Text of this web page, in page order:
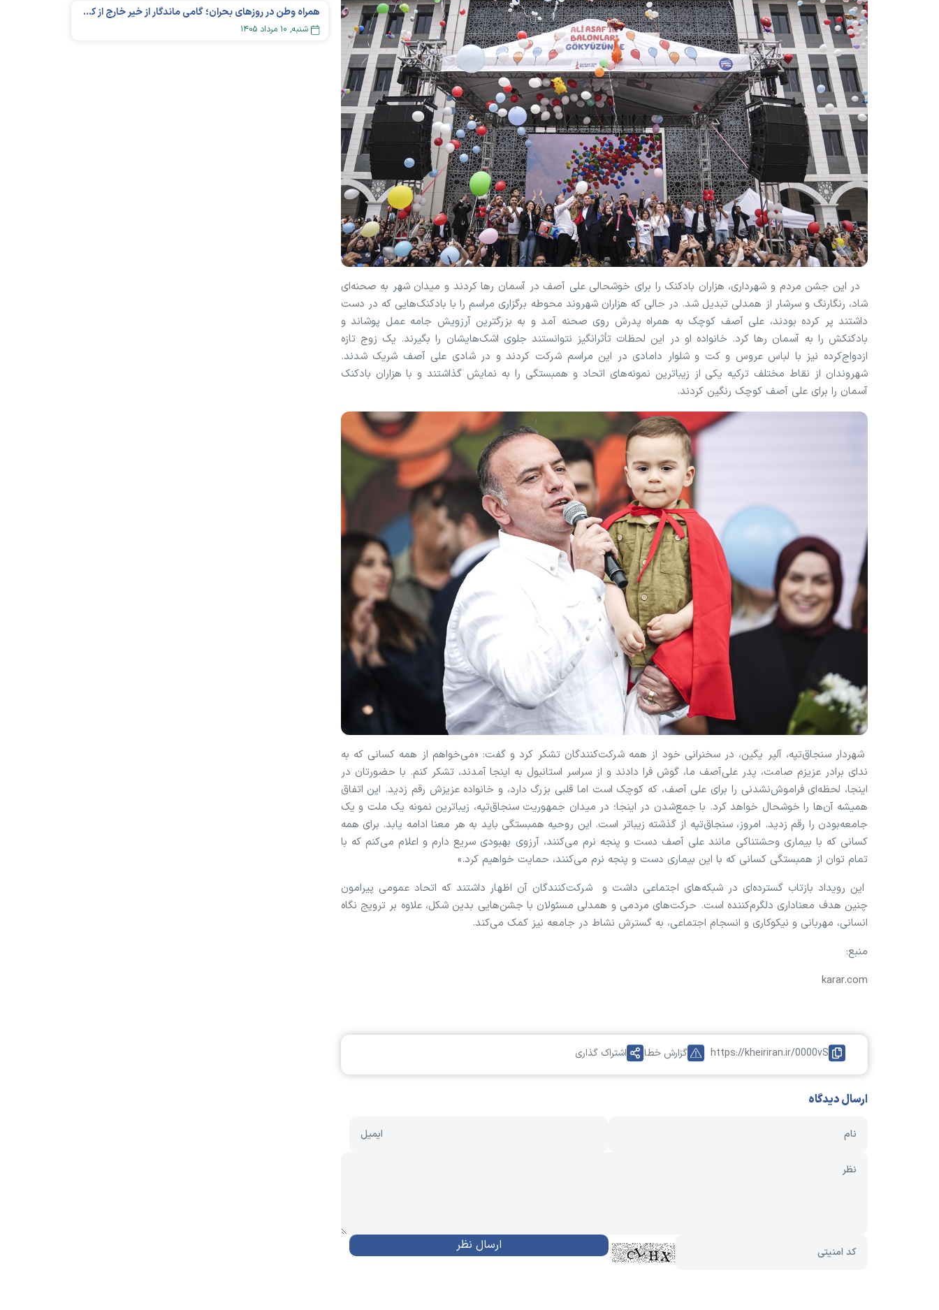
در این جشن مردم و شهرداری، هزاران بادکنک را برای خوشحالی علی آصف در آسمان رها کردند و میدان شهر به صحنه‌ای
شاد، رنگارنگ و سرشار از همدلی تبدیل شد. در حالی که هزاران شهروند محوطه برگزاری مراسم را با بادکنک‌هایی که در دست
داشتند پر کرده بودند، علی آصف کوچک به همراه پدرش روی صحنه آمد و به بزرگترین آرزویش جامه عمل پوشاند و
بادکنکش را به آسمان رها کرد. خانواده او در این لحظات تأثرانگیز نتوانستند جلوی اشک‌هایشان را بگیرند. یک زوج تازه
ازدواج‌کرده نیز با لباس عروس و کت و شلوار دامادی در این مراسم شرکت کردند و در شادی علی آصف شریک شدند.
شهروندان از نقاط مختلف ترکیه یکی از زیباترین نمونه‌های اتحاد و همبستگی را به نمایش گذاشتند و با هزاران بادکنک
آسمان را برای علی آصف کوچک رنگین کردند.
شهردار سنجاق‌تپه، آلپر یگین، در سخنرانی خود از همه شرکت‌کنندگان تشکر کرد و گفت: «می‌خواهم از همه کسانی که به
ندای برادر عزیزم صامت، پدر علی‌آصف ما، گوش فرا دادند و از سراسر استانبول به اینجا آمدند، تشکر کنم. با حضورتان در
اینجا، لحظه‌ای فراموش‌نشدنی را برای علی آصف، که کوچک است اما قلبی بزرگ دارد، و خانواده عزیزش رقم زدید. این اتفاق
همیشه آن‌ها را خوشحال خواهد کرد. با جمع‌شدن در اینجا؛ در میدان جمهوریت سنجاق‌تپه، زیباترین نمونه یک ملت و یک
جامعه‌بودن را رقم زدید. امروز، سنجاق‌تپه از گذشته زیباتر است. این روحیه همبستگی باید به هر معنا ادامه یابد. برای همه
کسانی که با بیماری وحشتناکی مانند علی آصف دست و پنجه نرم می‌کنند، آرزوی بهبودی سریع دارم و اعلام می‌کنم که با
تمام توان از همبستگی کسانی که با این بیماری دست و پنجه نرم می‌کنند، حمایت خواهیم کرد.»
این رویداد بازتاب گسترده‌ای در شبکه‌های اجتماعی داشت و شرکت‌کنندگان آن اظهار داشتند که اتحاد عمومی پیرامون
چنین هدف معناداری دلگرم‌کننده است. حرکت‌های مردمی و همدلی مسئولان با جشن‌هایی بدین شکل، علاوه بر ترویج نگاه
انسانی، مهربانی و نیکوکاری و انسجام اجتماعی، به گسترش نشاط در جامعه نیز کمک می‌کند.
منبع:
karar.com
https://kheiriran.ir/0000vS گزارش خطا اشتراک گذاری
ارسال دیدگاه
همراه وطن در روزهای بحران؛ گامی ماندگار از خیر خارج از کشور در عرصه سلامت
شنبه, ۱۰ مرداد ۱۴۰۵